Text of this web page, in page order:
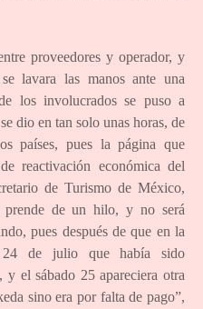
proveedores y operador, y
lavara las manos ante una
los involucrados se puso a
dio en tan solo unas horas, de
países, pues la página que
reactivación económica del
de Turismo de México,
de un hilo, y no será
pues después de que en la
de julio que había sido
el sábado 25 apareciera otra
sino era por falta de pago”,